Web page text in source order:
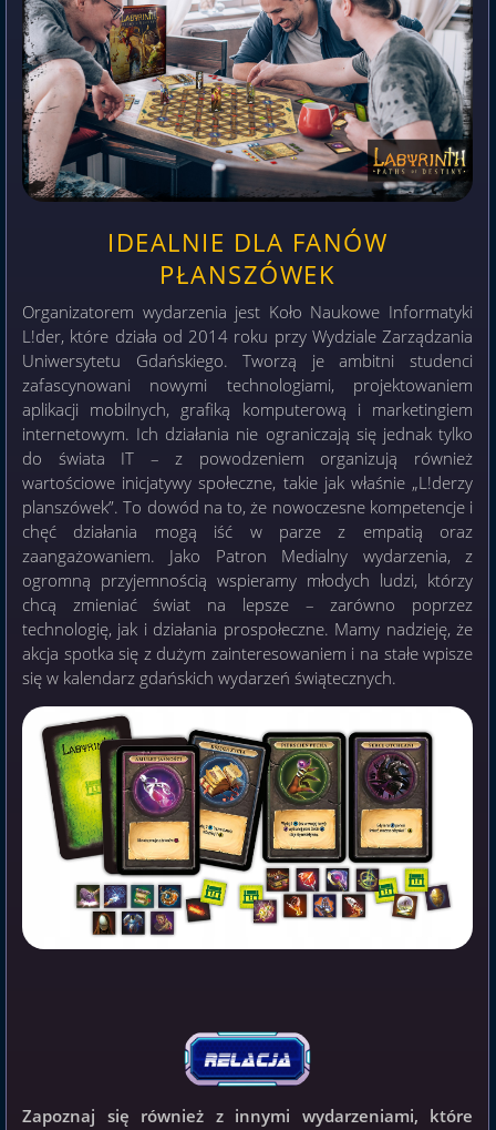
IDEALNIE DLA FANÓW
PŁANSZÓWEK
Organizatorem wydarzenia jest Koło Naukowe Informatyki
L!der, które działa od 2014 roku przy Wydziale Zarządzania
Uniwersytetu Gdańskiego. Tworzą je ambitni studenci
zafascynowani nowymi technologiami, projektowaniem
aplikacji mobilnych, grafiką komputerową i marketingiem
internetowym. Ich działania nie ograniczają się jednak tylko
do świata IT – z powodzeniem organizują również
wartościowe inicjatywy społeczne, takie jak właśnie „L!derzy
planszówek”. To dowód na to, że nowoczesne kompetencje i
chęć działania mogą iść w parze z empatią oraz
zaangażowaniem. Jako Patron Medialny wydarzenia, z
ogromną przyjemnością wspieramy młodych ludzi, którzy
chcą zmieniać świat na lepsze – zarówno poprzez
technologię, jak i działania prospołeczne. Mamy nadzieję, że
akcja spotka się z dużym zainteresowaniem i na stałe wpisze
się w kalendarz gdańskich wydarzeń świątecznych.
Zapoznaj się również z innymi wydarzeniami, które